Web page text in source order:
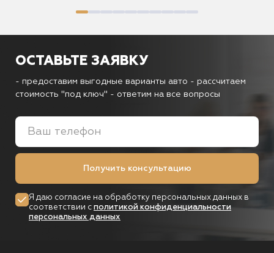
ОСТАВЬТЕ ЗАЯВКУ
- предоставим выгодные варианты авто - рассчитаем
стоимость "под ключ" - ответим на все вопросы
Получить консультацию
Я даю согласие на обработку персональных данных в
соответствии с политикой конфиденциальности
персональных данных